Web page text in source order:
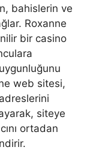
bahislerin ve
Roxanne
bir casino
web sitesi,
siteye
ortadan